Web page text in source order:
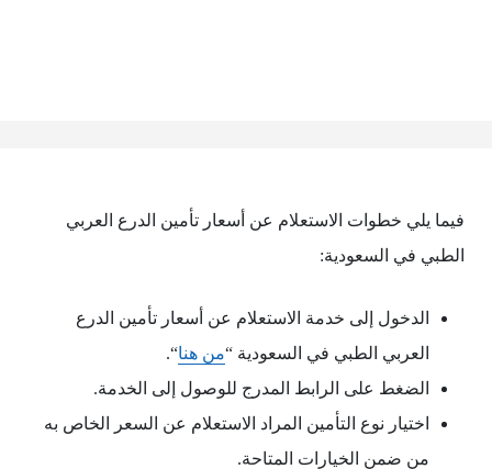
فيما يلي خطوات الاستعلام عن أسعار تأمين الدرع العربي
الطبي في السعودية:
الدخول إلى خدمة الاستعلام عن أسعار تأمين الدرع
العربي الطبي في السعودية “من هنا“.
الضغط على الرابط المدرج للوصول إلى الخدمة.
اختيار نوع التأمين المراد الاستعلام عن السعر الخاص به
من ضمن الخيارات المتاحة.